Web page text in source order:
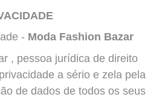
- Moda Fashion Bazar
, pessoa jurídica de direito
a sério e zela pela
de dados de todos os seus